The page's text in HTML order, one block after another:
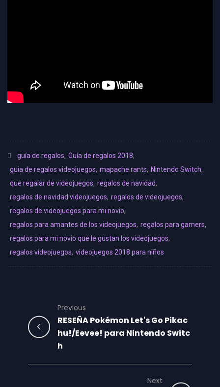
guía de regalos, Guía de regalos 2018,
guia de regalos videojuegos, mapache rants, Nintendo Switch,
que regalar de videojuegos, regalos de navidad,
regalos de navidad videojuegos, regalos de videojuegos,
regalos de videojuegos para mi novio,
regalos para amantes de los videojuegos, regalos para gamers,
regalos para mi novio que le gustan los videojuegos,
regalos videojuegos, videojuegos 2018 para niños
Previous
RESEÑA Pokémon Let's Go Pikac
hu!/Eevee! para Nintendo Switc
h
Next